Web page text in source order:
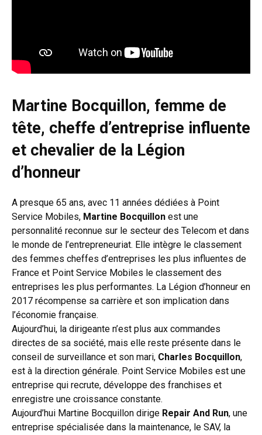
Martine Bocquillon, femme de
tête, cheffe d’entreprise influente
et chevalier de la Légion
d’honneur
A presque 65 ans, avec 11 années dédiées à Point
Service Mobiles, Martine Bocquillon est une
personnalité reconnue sur le secteur des Telecom et dans
le monde de l’entrepreneuriat. Elle intègre le classement
des femmes cheffes d’entreprises les plus influentes de
France et Point Service Mobiles le classement des
entreprises les plus performantes. La Légion d’honneur en
2017 récompense sa carrière et son implication dans
l’économie française.
Aujourd’hui, la dirigeante n’est plus aux commandes
directes de sa société, mais elle reste présente dans le
conseil de surveillance et son mari, Charles Bocquillon,
est à la direction générale. Point Service Mobiles est une
entreprise qui recrute, développe des franchises et
enregistre une croissance constante.
Aujourd’hui Martine Bocquillon dirige Repair And Run, une
entreprise spécialisée dans la maintenance, le SAV, la